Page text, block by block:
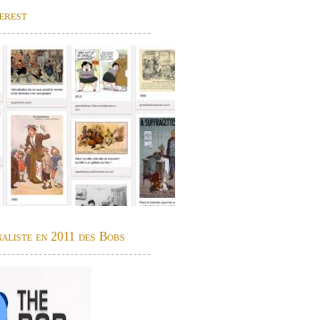
en 2011 des Bobs